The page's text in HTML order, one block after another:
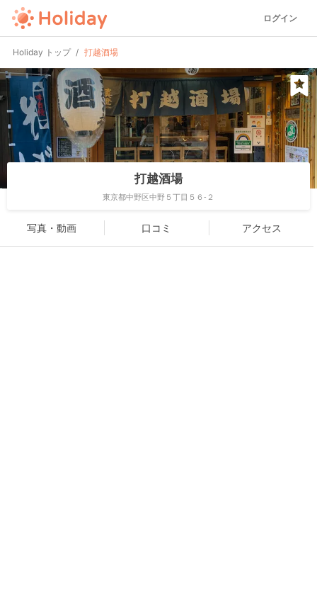
ログイン
Holiday トップ 打越酒場
打越酒場
東京都中野区中野５丁目５６-２
写真・動画 口コミ アクセス